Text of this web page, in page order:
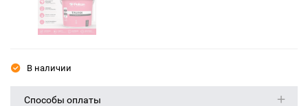
В наличии
Способы оплаты